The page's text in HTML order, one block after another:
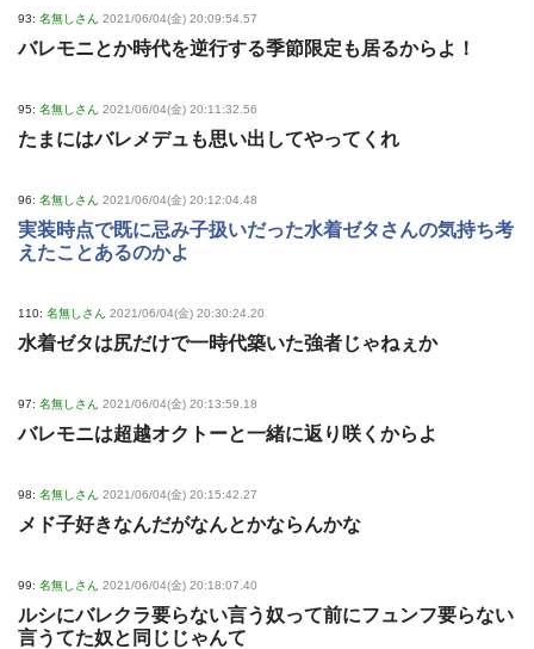
93: 名無しさん 2021/06/04(金) 20:09:54.57
バレモニとか時代を逆行する季節限定も居るからよ！
95: 名無しさん 2021/06/04(金) 20:11:32.56
たまにはバレメデュも思い出してやってくれ
96: 名無しさん 2021/06/04(金) 20:12:04.48
実装時点で既に忌み子扱いだった水着ゼタさんの気持ち考
えたことあるのかよ
110: 名無しさん 2021/06/04(金) 20:30:24.20
水着ゼタは尻だけで一時代築いた強者じゃねぇか
97: 名無しさん 2021/06/04(金) 20:13:59.18
バレモニは超越オクトーと一緒に返り咲くからよ
98: 名無しさん 2021/06/04(金) 20:15:42.27
メド子好きなんだがなんとかならんかな
99: 名無しさん 2021/06/04(金) 20:18:07.40
ルシにバレクラ要らない言う奴って前にフュンフ要らない
言うてた奴と同じじゃんて